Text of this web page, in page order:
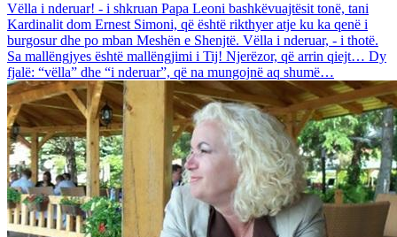
Vëlla i nderuar! - i shkruan Papa Leoni bashkëvuajtësit tonë, tani
Kardinalit dom Ernest Simoni, që është rikthyer atje ku ka qenë i
burgosur dhe po mban Meshën e Shenjtë. Vëlla i nderuar, - i thotë.
Sa mallëngjyes është mallëngjimi i Tij! Njerëzor, që arrin qiejt… Dy
fjalë: “vëlla” dhe “i nderuar”, që na mungojnë aq shumë…